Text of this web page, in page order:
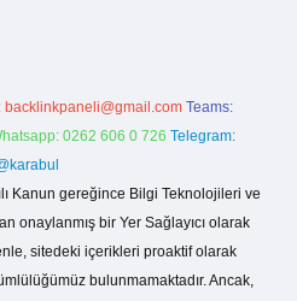
backlinkpaneli@gmail.com Teams:
0262 606 0 726 Telegram:
Kanun gereğince Bilgi Teknolojileri ve
onaylanmış bir Yer Sağlayıcı olarak
sitedeki içerikleri proaktif olarak
bulunmamaktadır. Ancak,